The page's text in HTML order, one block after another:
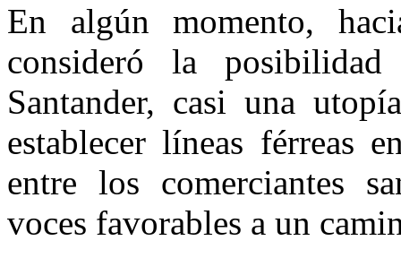
En algún momento,
consideró la
Santander, casi una
establecer líneas férreas
entre los comerciantes
voces favorables a un